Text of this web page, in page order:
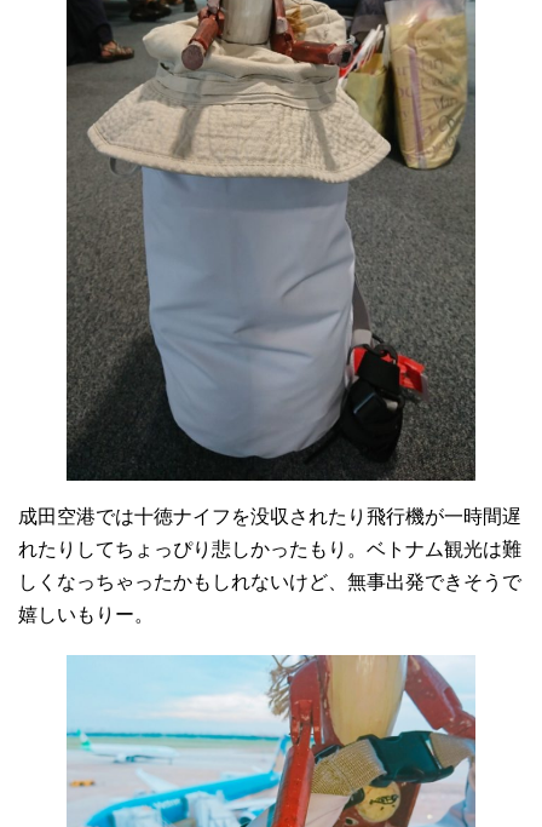
成田空港では十徳ナイフを没収されたり飛行機が一時間遅
れたりしてちょっぴり悲しかったもり。ベトナム観光は難
しくなっちゃったかもしれないけど、無事出発できそうで
嬉しいもりー。